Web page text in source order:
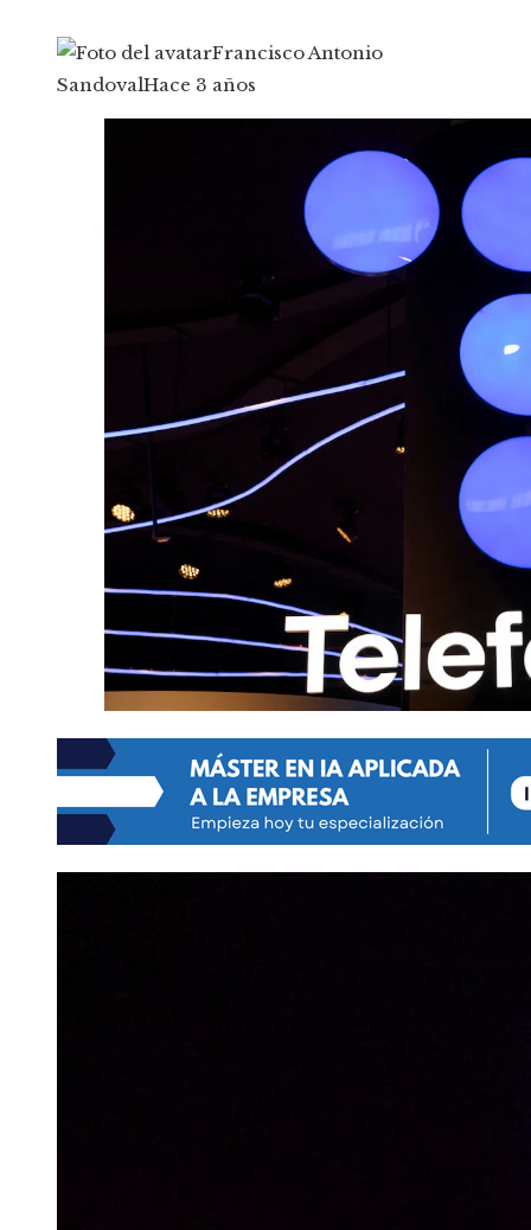
Francisco Antonio
SandovalHace 3 años